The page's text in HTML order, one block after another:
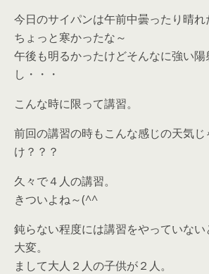
今日のサイパンは午前中曇ったり晴れ
ちょっと寒かったな～
午後も明るかったけどそんなに強い
し・・・
こんな時に限って講習。
前回の講習の時もこんな感じの天気じ
け？？？
久々で４人の講習。
きついよね～(^^ゞ
鈍らない程度には講習をやっていない
大変。
まして大人２人の子供が２人。